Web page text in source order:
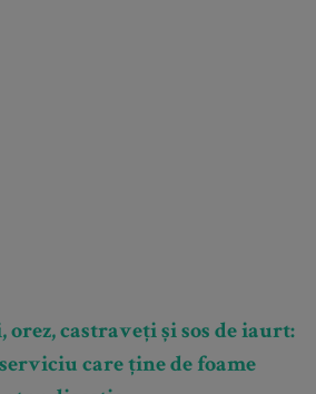
orez, castraveți și sos de iaurt:
care ține de foame